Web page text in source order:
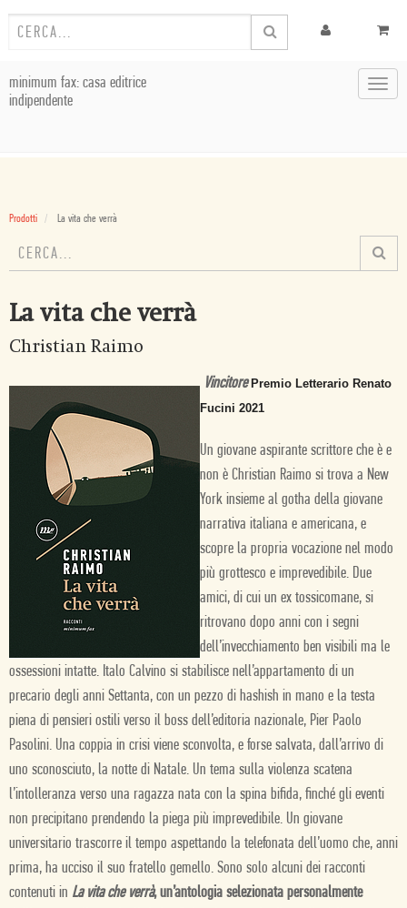
minimum fax: casa editrice
indipendente
Prodotti La vita che verrà
La vita che verrà
Christian Raimo
Vincitore Premio Letterario Renato
Fucini 2021
Un giovane aspirante scrittore che è e
non è Christian Raimo si trova a New
York insieme al gotha della giovane
narrativa italiana e americana, e
scopre la propria vocazione nel modo
più grottesco e imprevedibile. Due
amici, di cui un ex tossicomane, si
ritrovano dopo anni con i segni
dell’invecchiamento ben visibili ma le
ossessioni intatte. Italo Calvino si stabilisce nell’appartamento di un
precario degli anni Settanta, con un pezzo di hashish in mano e la testa
piena di pensieri ostili verso il boss dell’editoria nazionale, Pier Paolo
Pasolini. Una coppia in crisi viene sconvolta, e forse salvata, dall’arrivo di
uno sconosciuto, la notte di Natale. Un tema sulla violenza scatena
l’intolleranza verso una ragazza nata con la spina bifida, finché gli eventi
non precipitano prendendo la piega più imprevedibile. Un giovane
universitario trascorre il tempo aspettando la telefonata dell’uomo che, anni
prima, ha ucciso il suo fratello gemello. Sono solo alcuni dei racconti
contenuti in La vita che verrà, un’antologia selezionata personalmente